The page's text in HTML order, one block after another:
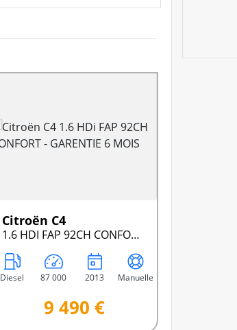
Citroën C4
1.6 HDI FAP 92CH CONFORT - GARENTIE 6 MOIS
Diesel 87 000 2013 Manuelle
9 490 €